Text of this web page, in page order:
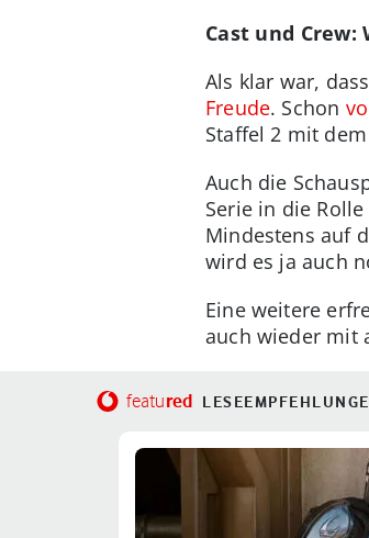
Cast und
Als klar war,
Freude. Schon
Staffel 2 mit
Auch die
Serie in die
Mindestens auf
wird es ja auch
Eine weitere
auch wieder mit
featured